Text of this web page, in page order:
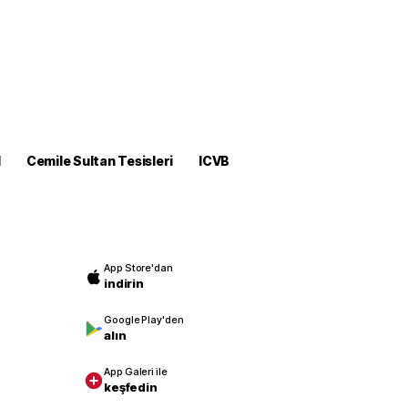
Cemile Sultan Tesisleri
ICVB
App Store'dan
indirin
Google Play'den
alın
App Galeri ile
keşfedin